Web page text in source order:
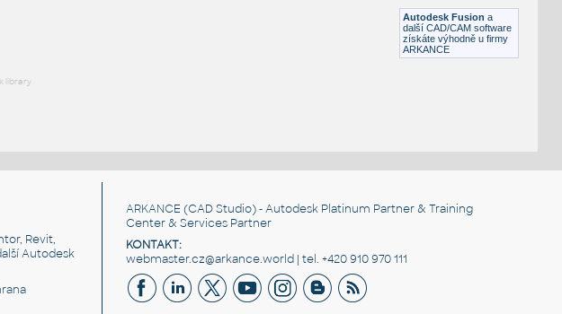
Autodesk Fusion a
další CAD/CAM software
získáte výhodně u firmy
ARKANCE
library
Revit,
Autodesk
ARKANCE (CAD Studio) - Autodesk Platinum Partner & Training
Center & Services Partner
KONTAKT:
webmaster.cz@arkance.world | tel. +420 910 970 111